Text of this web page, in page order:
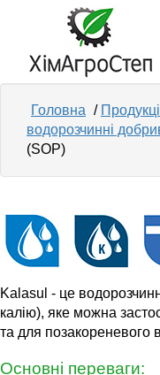
Головна /
водорозчинні
(SOP)
Kalasul - це
калію), яке можна
та для позакореневого
Основні переваги: